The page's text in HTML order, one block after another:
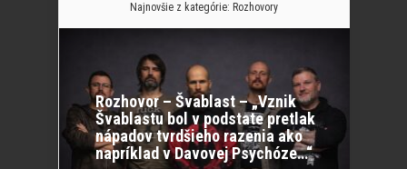
Najnovšie z kategórie: Rozhovory
Rozhovor – Švablast – „Vznik
Švablastu bol v podstate pretlak
nápadov tvrdšieho razenia ako
napríklad v Davovej Psychóze…“